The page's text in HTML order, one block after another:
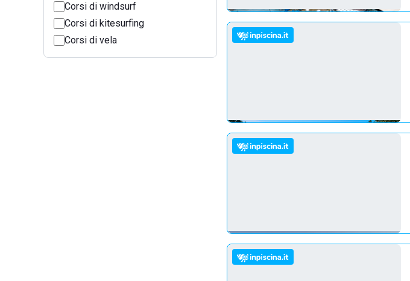
Corsi di windsurf
Corsi di kitesurfing
Corsi di vela